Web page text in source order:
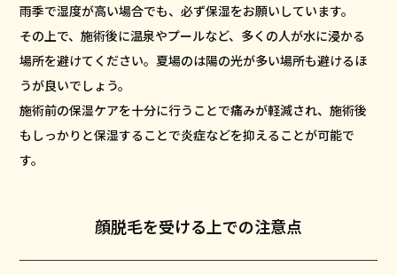
雨季で湿度が高い場合でも、必ず保湿をお願いしています。
その上で、施術後に温泉やプールなど、多くの人が水に浸かる
場所を避けてください。夏場のは陽の光が多い場所も避けるほ
うが良いでしょう。
施術前の保湿ケアを十分に行うことで痛みが軽減され、施術後
もしっかりと保湿することで炎症などを抑えることが可能で
す。
顔脱毛を受ける上での注意点